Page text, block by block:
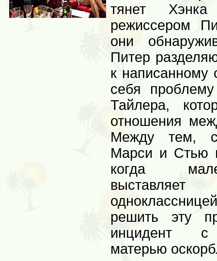
тянет
режиссером
они
Питер
к написанному
себя
Тайлера,
отношения
Между тем,
Марси и Стью
когда
решить эту
инцидент с
матерью